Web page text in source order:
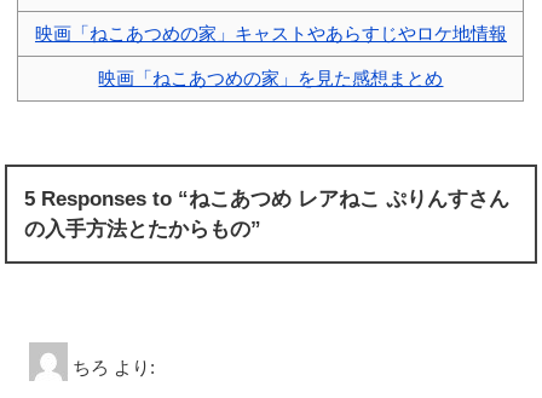
映画「ねこあつめの家」キャストやあらすじやロケ地情報
映画「ねこあつめの家」を見た感想まとめ
5 Responses to “ねこあつめ レアねこ ぷりんすさん
の入手方法とたからもの”
ちろ より: